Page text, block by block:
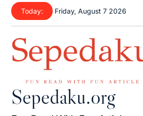
Skip
content
Today: Friday, August 7 2026
Sepedaku.org